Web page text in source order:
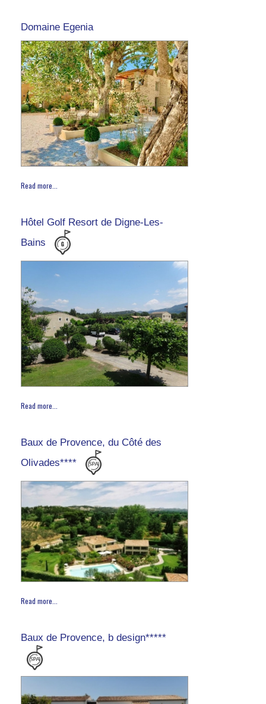
Domaine Egenia
Read more...
Hôtel Golf Resort de Digne-Les-
Bains
Read more...
Baux de Provence, du Côté des
Olivades****
Read more...
Baux de Provence, b design*****